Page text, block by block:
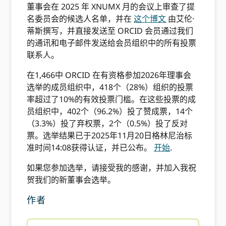
董事会在 2025 年 XNUMX 月的会议上审查了提
名委员会的候选人名单，并在这个博文 由艾伦·
蒂斯撰写，并直接发送至 ORCID 会员通过我们
的通讯和电子邮件发送给会员组织中的所有投票
联系人。
在1,466中 ORCID 在有资格参加2026年理事会
选举的成员组织中，418个（28%）组织的投票
率超过了10%的有效投票门槛。在这些投票的成
员组织中，402个（96.2%）投了赞成票，14个
（3.3%）投了弃权票，2个（0.5%）投了反对
票。选举结果已于2025年11月20日格林尼治标
准时间14:08获得认证，并已公布。开始.
如果您参加选举，请接受我的感谢，并加入我祝
贺我们的新董事会选举。
作者